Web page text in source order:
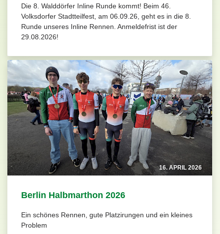
Die 8. Walddörfer Inline Runde kommt! Beim 46.
Volksdorfer Stadtteilfest, am 06.09.26, geht es in die 8.
Runde unseres Inline Rennen. Anmeldefrist ist der
29.08.2026!
16. APRIL 2026
Berlin Halbmarthon 2026
Ein schönes Rennen, gute Platzirungen und ein kleines
Problem